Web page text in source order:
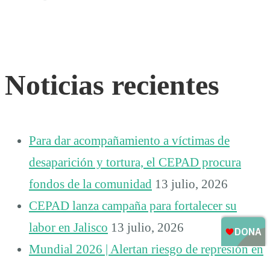
Noticias recientes
Para dar acompañamiento a víctimas de
desaparición y tortura, el CEPAD procura
fondos de la comunidad 13 julio, 2026
CEPAD lanza campaña para fortalecer su
labor en Jalisco 13 julio, 2026
Mundial 2026 | Alertan riesgo de represión en